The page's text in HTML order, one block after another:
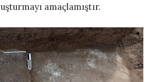
amaçlamıştır.